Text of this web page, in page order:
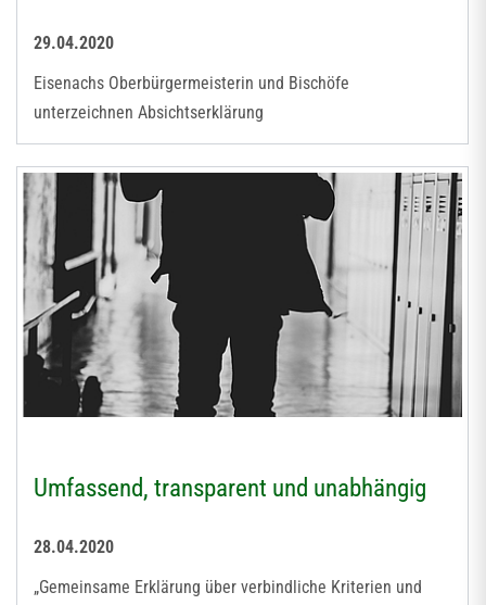
29.04.2020
Eisenachs Oberbürgermeisterin und Bischöfe
unterzeichnen Absichtserklärung
Umfassend, transparent und unabhängig
28.04.2020
„Gemeinsame Erklärung über verbindliche Kriterien und